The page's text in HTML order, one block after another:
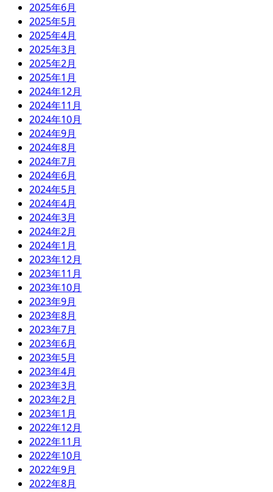
2025年6月
2025年5月
2025年4月
2025年3月
2025年2月
2025年1月
2024年12月
2024年11月
2024年10月
2024年9月
2024年8月
2024年7月
2024年6月
2024年5月
2024年4月
2024年3月
2024年2月
2024年1月
2023年12月
2023年11月
2023年10月
2023年9月
2023年8月
2023年7月
2023年6月
2023年5月
2023年4月
2023年3月
2023年2月
2023年1月
2022年12月
2022年11月
2022年10月
2022年9月
2022年8月